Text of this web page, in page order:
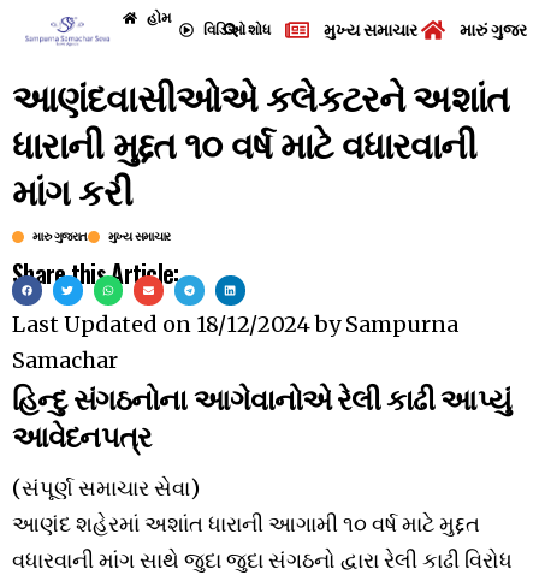
હોમ
વિડિઓશોધ મુખ્ય સમાચાર મારું
આણંદવાસીઓએ કલેકટરને અશાંત
ધારાની મુદ્દત ૧૦ વર્ષ માટે વધારવાની
માંગ કરી
મારુ ગુજરાત મુખ્ય સમાચાર
Share this Article:
Last Updated on 18/12/2024bySampurna
Samachar
હિન્દુ સંગઠનોના આગેવાનોએ રેલી કાઢી આપ્યું
આવેદનપત્ર
(સંપૂર્ણ સમાચાર સેવા)
આણંદ શહેરમાં અશાંત ધારાની આગામી ૧૦ વર્ષ માટે મુદ્દત
વધારવાની માંગ સાથે જુદા જુદા સંગઠનો દ્વારા રેલી કાઢી વિરોધ